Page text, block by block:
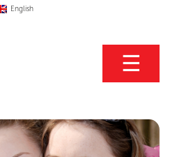
English
☰